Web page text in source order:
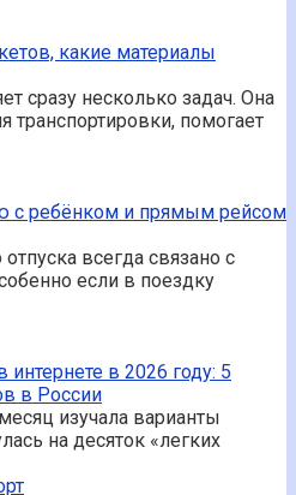
какие материалы
сразу несколько задач. Она
помогает
с ребёнком и прямым рейсом
всегда связано с
если в поездку
в 2026 году: 5
в России
изучала варианты
на десяток «легких